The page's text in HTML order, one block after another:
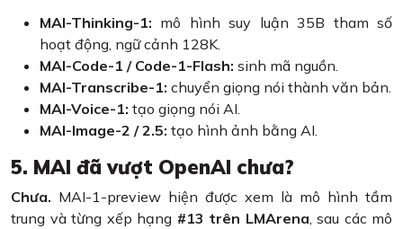
MAI-Thinking-1: mô hình suy luận 35B tham số
hoạt động, ngữ cảnh 128K.
MAI-Code-1 / Code-1-Flash: sinh mã nguồn.
MAI-Transcribe-1: chuyển giọng nói thành văn bản.
MAI-Voice-1: tạo giọng nói AI.
MAI-Image-2 / 2.5: tạo hình ảnh bằng AI.
5. MAI đã vượt OpenAI chưa?
Chưa. MAI-1-preview hiện được xem là mô hình tầm
trung và từng xếp hạng #13 trên LMArena , sau các mô